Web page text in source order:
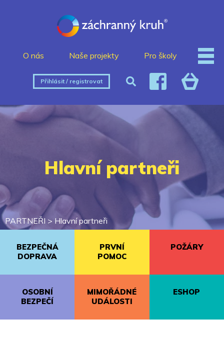
O nás Naše projekty Pro školy
Přihlásit / registrovat
Hlavní partneři
PARTNEŘI > Hlavní partneři
BEZPEČNÁ
DOPRAVA
PRVNÍ
POMOC
POŽÁRY
OSOBNÍ
BEZPEČÍ
MIMOŘÁDNÉ
UDÁLOSTI
ESHOP